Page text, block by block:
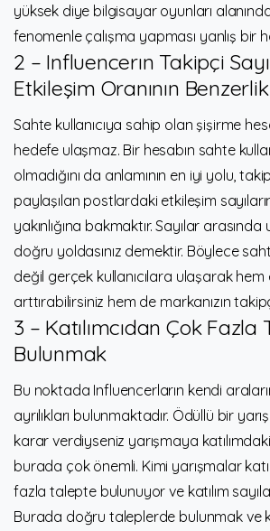
yüksek diye bilgisayar oyunları
fenomenle çalışma yapması yanlış bir
2 – Influencerın Takipçi
Etkileşim Oranının
Sahte kullanıcıya sahip olan şişirme
hedefe ulaşmaz. Bir hesabın sahte
olmadığını da anlamının en iyi yolu,
paylaşılan postlardaki etkileşim
yakınlığına bakmaktır. Sayılar
doğru yoldasınız demektir. Böylece
değil gerçek kullanıcılara ulaşarak hem
arttırabilirsiniz hem de markanızın takipçi
3 – Katılımcıdan Çok Fazla
Bulunmak
Bu noktada Influencerların kendi
ayrılıkları bulunmaktadır. Ödüllü bir
karar verdiyseniz yarışmaya
burada çok önemli. Kimi yarışmalar
fazla talepte bulunuyor ve katılım
Burada doğru taleplerde bulunmak ve